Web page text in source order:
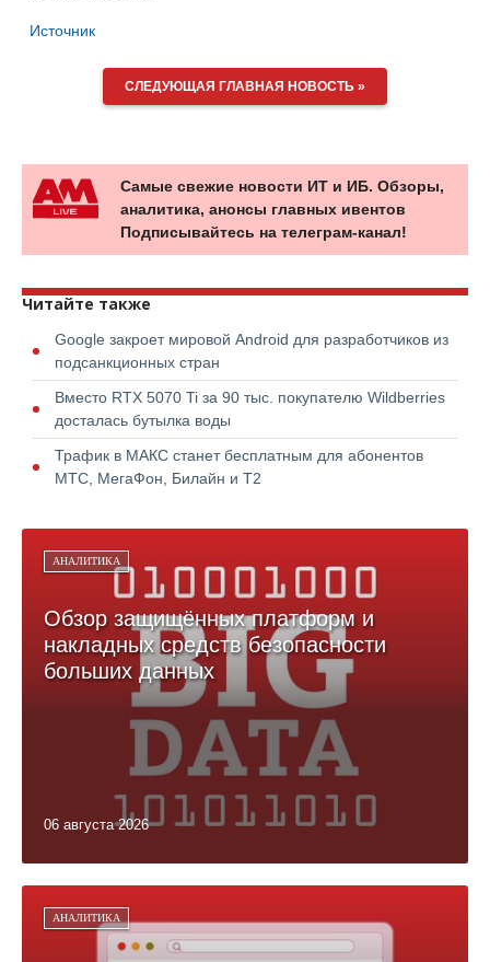
Источник
СЛЕДУЮЩАЯ ГЛАВНАЯ НОВОСТЬ »
Самые свежие новости ИТ и ИБ. Обзоры,
аналитика, анонсы главных ивентов
Подписывайтесь на телеграм-канал!
Читайте также
Google закроет мировой Android для разработчиков из
подсанкционных стран
Вместо RTX 5070 Ti за 90 тыс. покупателю Wildberries
досталась бутылка воды
Трафик в МАКС станет бесплатным для абонентов
МТС, МегаФон, Билайн и Т2
АНАЛИТИКА
Обзор защищённых платформ и
накладных средств безопасности
больших данных
06 августа 2026
АНАЛИТИКА